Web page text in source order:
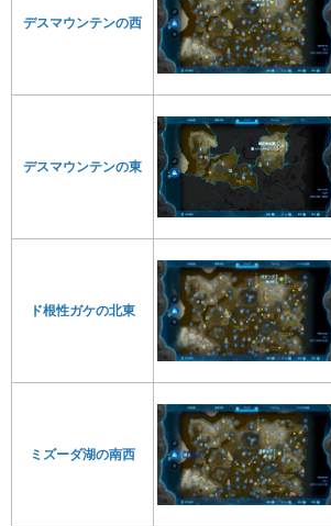
デスマウンテンの西
デスマウンテンの東
ド根性ガケの北東
ミズーダ湖の南西